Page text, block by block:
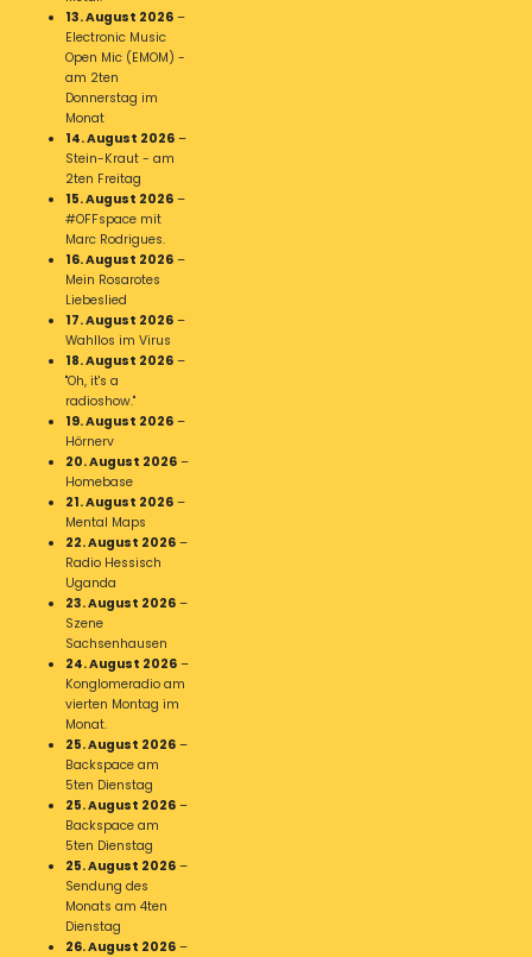
13. August 2026 –
Electronic Music
Open Mic (EMOM) -
am 2ten
Donnerstag im
Monat
14. August 2026 –
Stein-Kraut - am
2ten Freitag
15. August 2026 –
#OFFspace mit
Marc Rodrigues.
16. August 2026 –
Mein Rosarotes
Liebeslied
17. August 2026 –
Wahllos im Virus
18. August 2026 –
"Oh, it's a
radioshow."
19. August 2026 –
Hörnerv
20. August 2026 –
Homebase
21. August 2026 –
Mental Maps
22. August 2026 –
Radio Hessisch
Uganda
23. August 2026 –
Szene
Sachsenhausen
24. August 2026 –
Konglomeradio am
vierten Montag im
Monat.
25. August 2026 –
Backspace am
5ten Dienstag
25. August 2026 –
Backspace am
5ten Dienstag
25. August 2026 –
Sendung des
Monats am 4ten
Dienstag
26. August 2026 –